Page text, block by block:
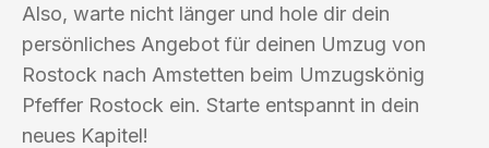
Also, warte nicht länger und hole dir dein
persönliches Angebot für deinen Umzug von
Rostock nach Amstetten beim Umzugskönig
Pfeffer Rostock ein. Starte entspannt in dein
neues Kapitel!